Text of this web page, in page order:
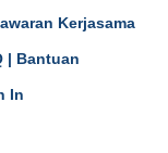
Kerjasama
| Bantuan
In